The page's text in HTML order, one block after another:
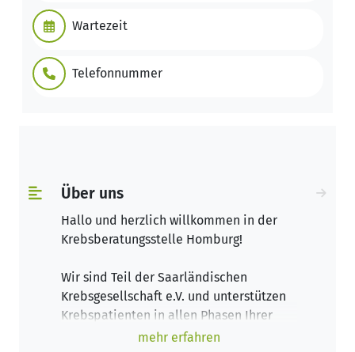
Wartezeit
Telefonnummer
Über uns
Hallo und herzlich willkommen in der
Krebsberatungsstelle Homburg!
Wir sind Teil der Saarländischen
Krebsgesellschaft e.V. und unterstützen
Krebspatienten in allen Phasen Ihrer
mehr erfahren